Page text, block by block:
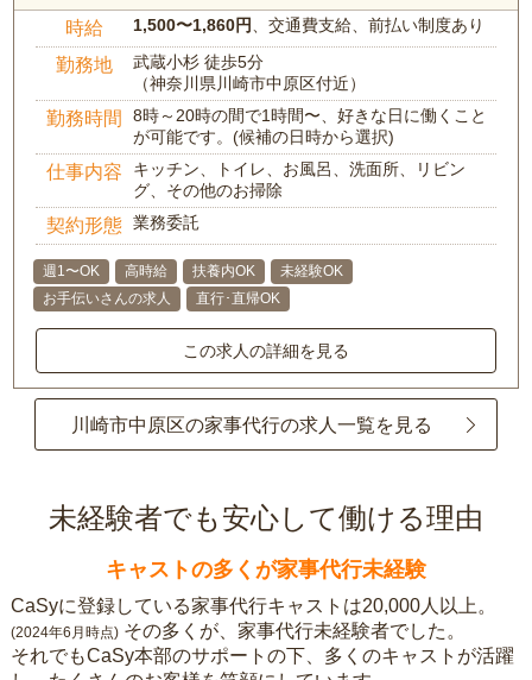
時給 1,500〜1,860円 、交通費支給、前払い制度あり
勤務地
武蔵小杉 徒歩5分
（神奈川県川崎市中原区付近）
勤務時間
8時～20時の間で1時間〜、好きな日に働くこと
が可能です。(候補の日時から選択)
仕事内容
キッチン、トイレ、お風呂、洗面所、リビン
グ、その他のお掃除
契約形態 業務委託
週1〜OK 高時給 扶養内OK
未経験OK
お手伝いさんの求人
直行･直帰OK
この求人の詳細を見る
川崎市中原区の家事代行の求人一覧を見る
未経験者でも安心して働ける理由
キャストの多くが家事代行未経験
CaSyに登録している家事代行キャストは20,000人以上。
(2024年6月時点) その多くが、家事代行未経験者でした。
それでもCaSy本部のサポートの下、多くのキャストが活躍